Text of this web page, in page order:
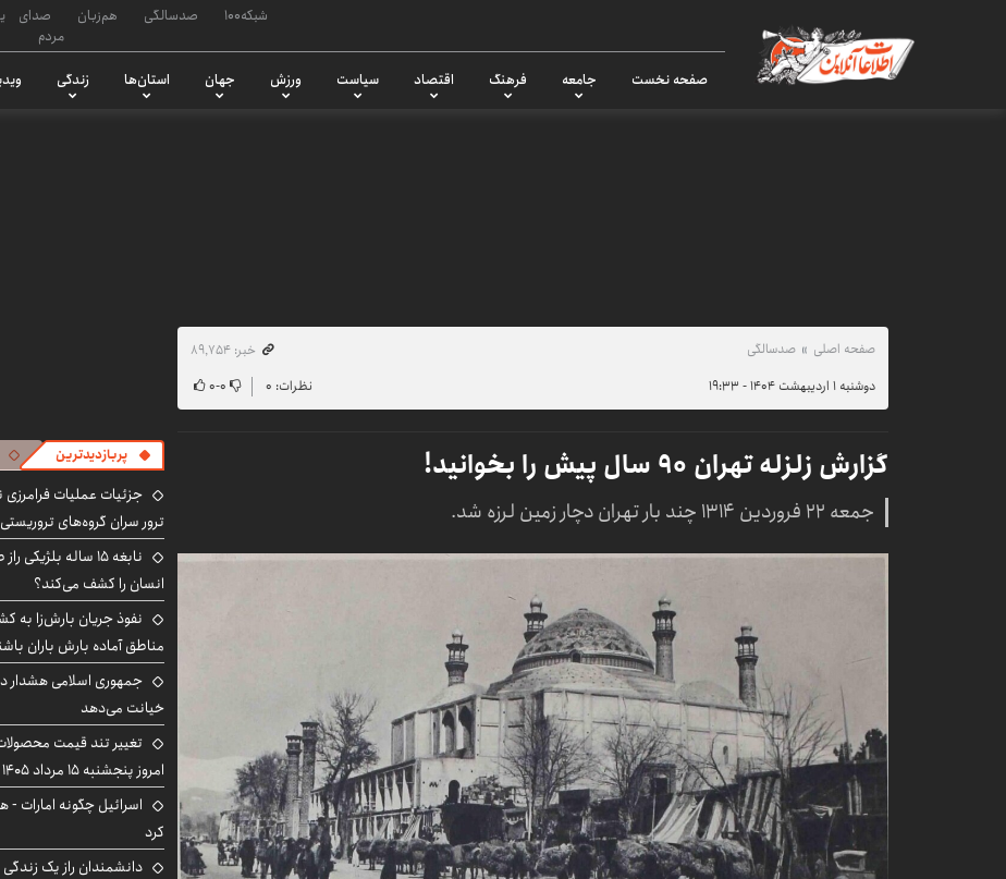
شبکه۱۰۰ صدسالگی هم‌زبان
صدای
مردم
صفحه نخست جامعه فرهنگ اقتصاد سیاست ورزش جهان استان‌ها زندگی
صفحه اصلی صدسالگی
خبر: ۸۹٬۷۵۴
دوشنبه ۱ اردیبهشت ۱۴۰۴ - ۱۹:۳۳
نظرات: ۰ ۰-۰
گزارش زلزله تهران ۹۰ سال پیش را بخوانید!
جمعه ۲۲ فروردین ۱۳۱۴ چند بار تهران دچار زمین لرزه شد.
پربازدیدترین
جزئیات عملیات فرامرزی
ترور سران گروه‌های تروریستی
نابغه ۱۵ ساله
انسان را کشف می‌کند؟
نفوذ جریان بارش‌زا به
مناطق آماده بارش باران
جمهوری اسلامی هشدار
خیانت می‌دهد
تغییر تند قیمت
امروز پنجشنبه ۱۵ مرداد ۱۴۰۵ +جدول
اسرائیل چگونه امارات -
کرد
دانشمندان راز یک